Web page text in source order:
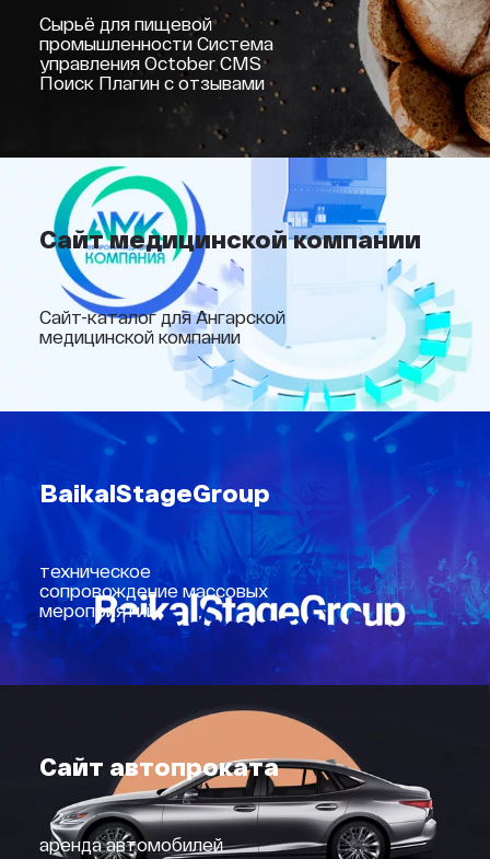
Сырьё для пищевой
промышленности Система
управления October CMS
Поиск Плагин с отзывами
Сайт медицинской компании
Сайт-каталог для Ангарской
медицинской компании
BaikalStageGroup
техническое
сопровождение массовых
мероприятий
Сайт автопроката
аренда автомобилей